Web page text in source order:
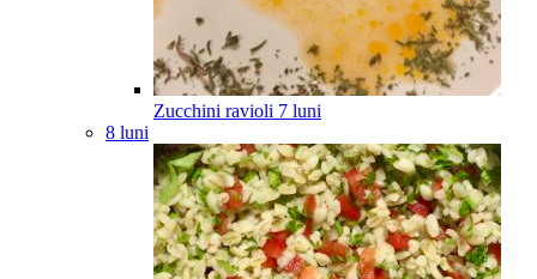
Zucchini ravioli 7 luni
8 luni